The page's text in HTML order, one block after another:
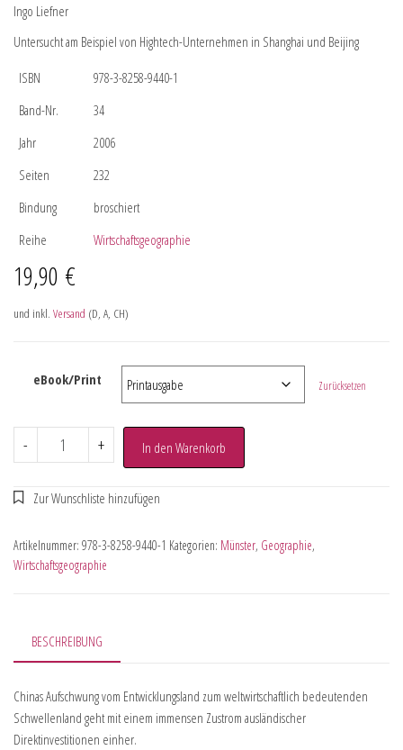
Ingo Liefner
Untersucht am Beispiel von Hightech-Unternehmen in Shanghai und Beijing
ISBN
978-3-8258-9440-1
Band-Nr.
34
Jahr
2006
Seiten
232
Bindung
broschiert
Reihe
Wirtschaftsgeographie
19,90 €
und inkl. Versand (D, A, CH)
eBook/Print Zurücksetzen
- + In den Warenkorb
Artikelnummer: 978-3-8258-9440-1 Kategorien: Münster, Geographie,
Wirtschaftsgeographie
BESCHREIBUNG
Chinas Aufschwung vom Entwicklungsland zum weltwirtschaftlich bedeutenden
Schwellenland geht mit einem immensen Zustrom ausländischer
Direktinvestitionen einher.